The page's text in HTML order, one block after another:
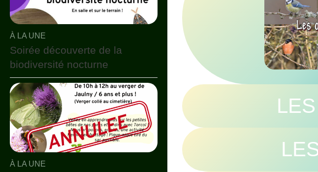
À LA UNE
Soirée découverte de la
biodiversité nocturne
À LA UNE